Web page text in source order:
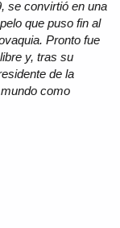
se convirtió en una
que puso fin al
Pronto fue
y, tras su
de la
como